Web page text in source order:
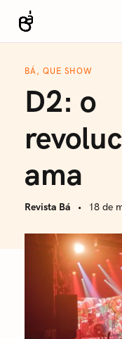
i
Revista Bá
BÁ, QUE SHOW
D2: o
ama
Revista Bá 18 de